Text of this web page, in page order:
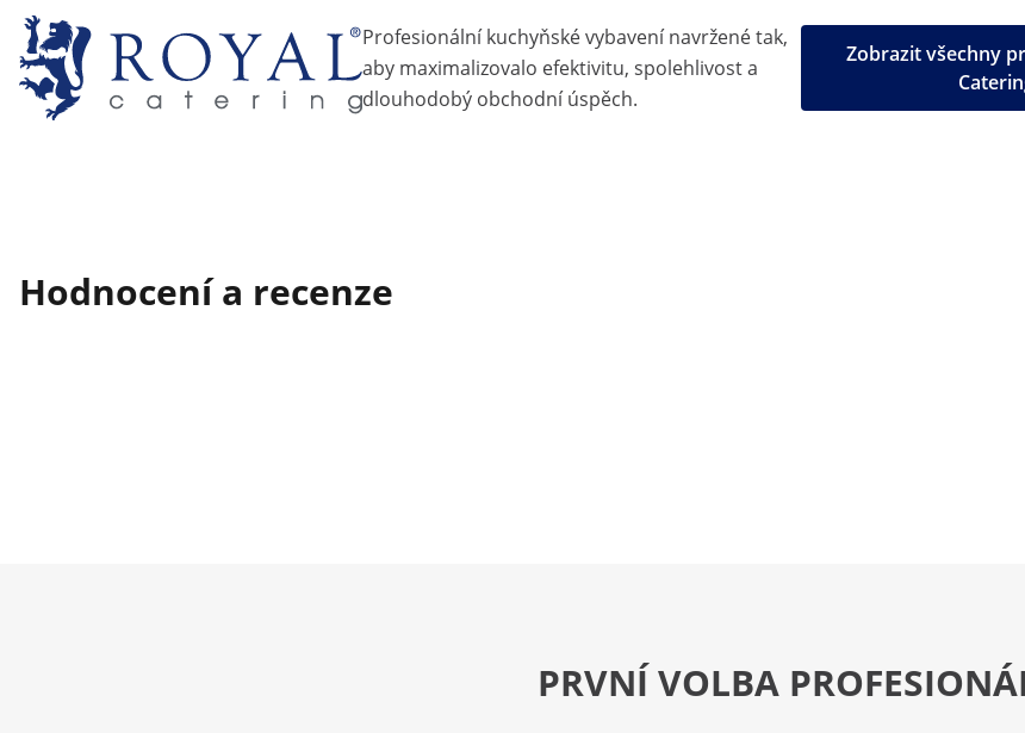
Profesionální kuchyňské vybavení navržené tak,
aby maximalizovalo efektivitu, spolehlivost a
dlouhodobý obchodní úspěch.
Zobrazit všechny
Hodnocení a recenze
PRVNÍ VOLBA